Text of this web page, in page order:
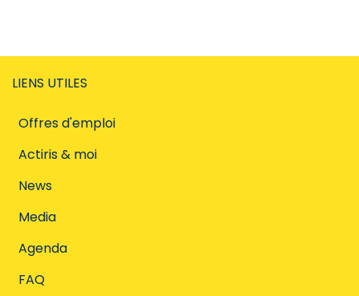
LIENS UTILES
Offres d'emploi
Actiris & moi
News
Media
Agenda
FAQ